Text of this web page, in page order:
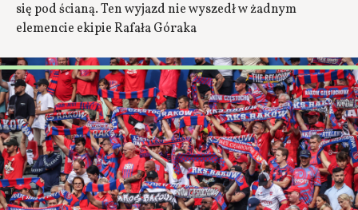
się pod ścianą. Ten wyjazd nie wyszedł w żadnym
elemencie ekipie Rafała Góraka